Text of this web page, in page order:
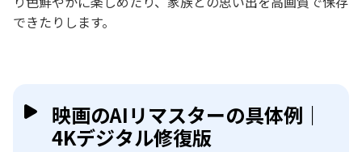
できたりします。
映画のAIリマスターの具体例｜
4Kデジタル修復版